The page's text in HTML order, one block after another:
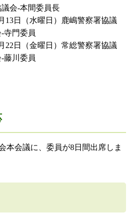
議会-本間委員長
13日（水曜日）鹿嶋警察署協議
寺門委員
22日（金曜日）常総警察署協議
藤川委員
本会議に、委員が8日間出席しま